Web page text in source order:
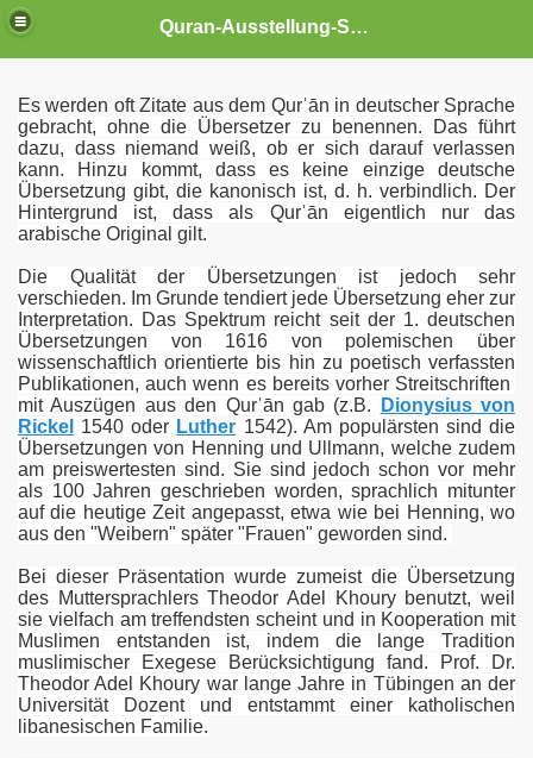
Quran-Ausstellung-Schwerin
Es werden oft Zitate aus dem Qurˈān in deutscher Sprache
gebracht, ohne die Übersetzer zu benennen. Das führt
dazu, dass niemand weiß, ob er sich darauf verlassen
kann. Hinzu kommt, dass es keine einzige deutsche
Übersetzung gibt, die kanonisch ist, d. h. verbindlich. Der
Hintergrund ist, dass als Qurˈān eigentlich nur das
arabische Original gilt.
Die Qualität der Übersetzungen ist jedoch sehr
verschieden. Im Grunde tendiert jede Übersetzung eher zur
Interpretation. Das Spektrum reicht seit der 1. deutschen
Übersetzungen von 1616 von polemischen über
wissenschaftlich orientierte bis hin zu poetisch verfassten
Publikationen, auch wenn es bereits vorher Streitschriften
mit Auszügen aus den Qurˈān gab (z.B.
Dionysius von
Rickel
1540 oder Luther 1542). Am populärsten sind die
Übersetzungen von Henning und Ullmann, welche zudem
am preiswertesten sind. Sie sind jedoch schon vor mehr
als 100 Jahren geschrieben worden, sprachlich mitunter
auf die heutige Zeit angepasst, etwa wie bei Henning, wo
aus den "Weibern" später "Frauen" geworden sind.
Bei dieser Präsentation wurde zumeist die Übersetzung
des Muttersprachlers Theodor Adel Khoury benutzt, weil
sie vielfach am treffendsten scheint und in Kooperation mit
Muslimen entstanden ist, indem die lange Tradition
muslimischer Exegese Berücksichtigung fand. Prof. Dr.
Theodor Adel Khoury war lange Jahre in Tübingen an der
Universität Dozent und entstammt einer katholischen
libanesischen Familie.
aus dem Qurˈān
der Sure 112